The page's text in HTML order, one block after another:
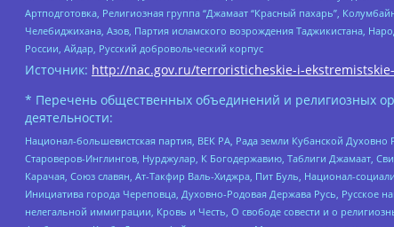
Артподготовка, Религиозная группа “Джамаат “Красный пахарь”,
Челебиджихана, Азов, Партия исламского возрождения Таджикистана,
России, Айдар, Русский добровольческий корпус
Источник: http://nac.gov.ru/terroristicheskie-i-
* Перечень общественных объединений и религиозных
деятельности:
Национал-большевистская партия, ВЕК РА, Рада земли Кубанской
Староверов-Инглингов, Нурджулар, К Богодержавию, Таблиги Джамаат,
Карачая, Союз славян, Ат-Такфир Валь-Хиджра, Пит Буль, Национал-
Инициатива города Череповца, Духовно-Родовая Держава Русь, Русское
нелегальной иммиграции, Кровь и Честь, О свободе совести и о